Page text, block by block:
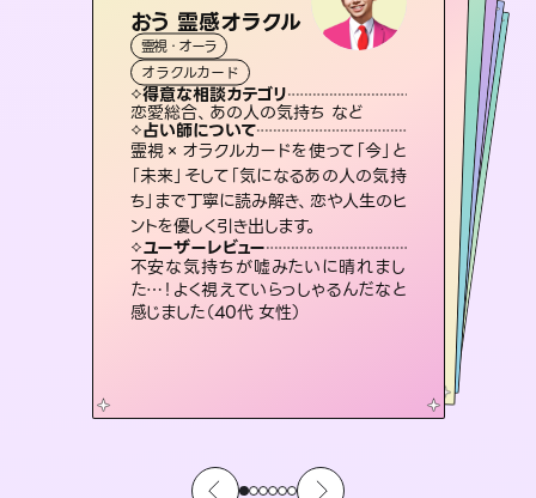
おう 霊感オラクル
霊視・オーラ
オラクルカード
得意な相談カテゴリ
恋愛総合、あの人の気持ち など
占い師について
霊視×オラクルカードを使って「今」と
「未来」そして「気になるあの人の気持
ち」まで丁寧に読み解き、恋や人生のヒ
ントを優しく引き出します。
ユーザーレビュー
不安な気持ちが嘘みたいに晴れまし
た…！よく視えていらっしゃるんだなと
感じました（40代 女性）
桃源珠羽（とうげんみう
霊視・オーラ
スピリチュアル・リーディング
得意な相談カテゴリ
片想い、あの人の気持ち、復縁 など
占い師について
恋愛のお悩みの中でも特に「曖昧な関
係」の相談を得意としており、友達以上
恋人未満なお相手との今後や本音を丁
寧に読み解き恋愛成就へと導きます。
ユーザーレビュー
鑑定していただいてアドバイス通りに行
動すると仲が復活してきました。ありが
とうございました（40代 女性）
セラピスト理恵
霊視・オーラ
スピリチュアル・リーディング
得意な相談カテゴリ
片想い、二人の未来、年の差 など
占い師について
連絡再開、復縁、成就などの報告実績
多数。セラピストとして2万超の施術経
験があるからこそできる鑑定で、より良
い未来をサポートします。
ユーザーレビュー
とても心温まる鑑定でした。しかもこち
らは何も言っていないのに視えていらっ
しゃるんだなと驚きです（30代女性）
アイリス -iris-
西洋占星術
ルーン
得意な相談カテゴリ
恋愛総合、片想い、二人の未来 など
占い師について
復縁、恋愛、不倫の行方、同性愛や片思い、仕事関係や借金問題まで知りたいことや心の負担になっていることを紐解き、背中をそっと押して導きます。
ユーザーレビュー
安心感のあり、言い切ってくれる所や濁
さない鑑定のおかげで、毎回自分の気
持ちを整えられます（30代 男性）
未来視師＊花
スピリチュアル・リーディング
得意な相談カテゴリ
出逢い、片想い、復縁 など
占い師について
未来には何パターンもの選択肢があり
ます。不安で視えにくくなっているあな
たの素敵な未来を見つけ、その未来を
選択できるようアドバイスします。
ユーザーレビュー
職場の人の性質や人間関係、本心など
本当によく視えていてびっくり。対策が
打てて前向きになれます（40代）
霊視・オーラ
スピリチュアル・リーディング
得意な相談カテゴリ
片想い、あの人の気持ち、復縁 など
占い師について
3,700年以上の歴史を持つ東洋最古の
占術「易占」で詳細まで占い、幸せへ向
かう道筋を示します。厳しい結果にも具
体的な対策をお伝えします。
ユーザーレビュー
複雑な背景もしっかり聞いて鑑定して
いただけました。気持ちが楽になりまし
た（50代 女性）